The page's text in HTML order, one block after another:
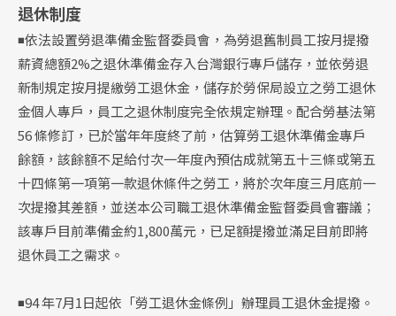
退休制度
◾依法設置勞退準備金監督委員會，為勞退舊制員工按月提撥
薪資總額2%之退休準備金存入台灣銀行專戶儲存，並依勞退
新制規定按月提繳勞工退休金，儲存於勞保局設立之勞工退休
金個人專戶，員工之退休制度完全依規定辦理。配合勞基法第
56 條修訂，已於當年年度終了前，估算勞工退休準備金專戶
餘額，該餘額不足給付次一年度內預估成就第五十三條或第五
十四條第一項第一款退休條件之勞工，將於次年度三月底前一
次提撥其差額，並送本公司職工退休準備金監督委員會審議；
該專戶目前準備金約1,800萬元，已足額提撥並滿足目前即將
退休員工之需求。
◾94 年7月1日起依「勞工退休金條例」辦理員工退休金提撥。